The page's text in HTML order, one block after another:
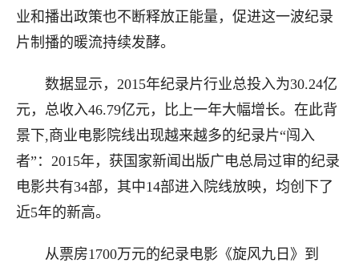
业和播出政策也不断释放正能量，促进这一波纪录
片制播的暖流持续发酵。
数据显示，2015年纪录片行业总投入为30.24亿
元，总收入46.79亿元，比上一年大幅增长。在此背
景下,商业电影院线出现越来越多的纪录片“闯入
者”：2015年，获国家新闻出版广电总局过审的纪录
电影共有34部，其中14部进入院线放映，均创下了
近5年的新高。
从票房1700万元的纪录电影《旋风九日》到